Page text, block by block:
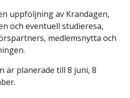
uppföljning av Krandagen,
och eventuell studieresa,
medlemsnytta och
är planerade till 8 juni, 8